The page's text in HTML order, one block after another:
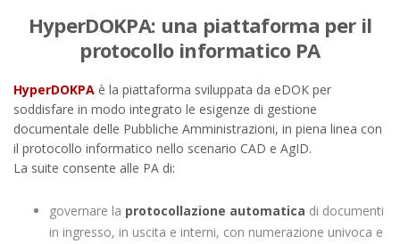
HyperDOKPA: una piattaforma per il
protocollo informatico PA
HyperDOKPA è la piattaforma sviluppata da eDOK per
soddisfare in modo integrato le esigenze di gestione
documentale delle Pubbliche Amministrazioni, in piena linea con
il protocollo informatico nello scenario CAD e AgID.
La suite consente alle PA di:
governare la protocollazione automatica di documenti
in ingresso, in uscita e interni, con numerazione univoca e